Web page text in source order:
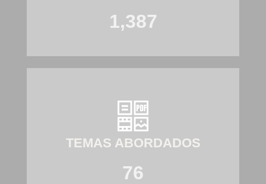
1,387
TEMAS ABORDADOS
76